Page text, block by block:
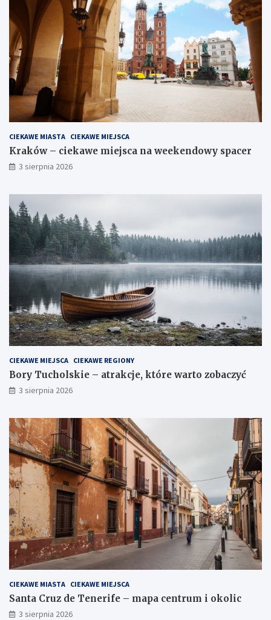
CIEKAWE MIASTA CIEKAWE MIEJSCA
Kraków – ciekawe miejsca na weekendowy spacer
3 sierpnia 2026
CIEKAWE MIEJSCA CIEKAWE REGIONY
Bory Tucholskie – atrakcje, które warto zobaczyć
3 sierpnia 2026
CIEKAWE MIASTA CIEKAWE MIEJSCA
Santa Cruz de Tenerife – mapa centrum i okolic
3 sierpnia 2026